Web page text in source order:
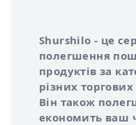
Про сервіс
Shurshilo - це
полегшення
продуктів за
різних
Він також
економить ваш